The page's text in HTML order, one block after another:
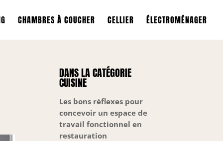
CHAMBRES À COUCHER CELLIER ÉLECTROMÉNAGER
DANS LA CATÉGORIE
CUISINE
Les bons réflexes pour
concevoir un espace de
travail fonctionnel en
restauration